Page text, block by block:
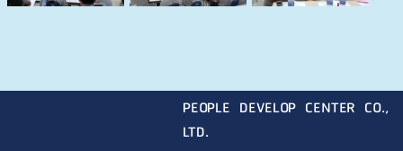
PEOPLE DEVELOP CENTER CO.,
LTD.